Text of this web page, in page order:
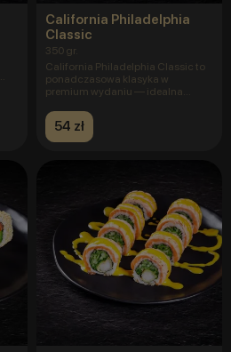
California Philadelphia
Classic
350 gr.
California Philadelphia Classic to
ponadczasowa klasyka w
premium wydaniu — idealna
54 zł